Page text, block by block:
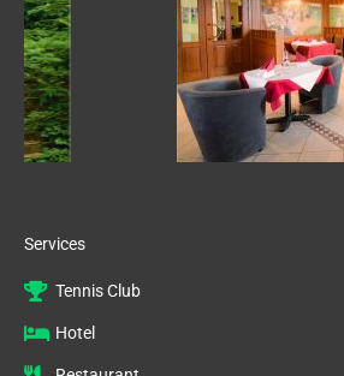
Services
Tennis Club
Hotel